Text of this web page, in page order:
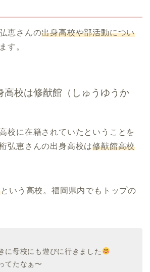
恵さんの出身高校や部活動につい
す。
高校は修猷館（しゅうゆうか
校に在籍されていたということを
弘恵さんの出身高校は修猷館高校
という高校。福岡県内でもトップの
に母校にも遊びに行きました
てたなぁ〜